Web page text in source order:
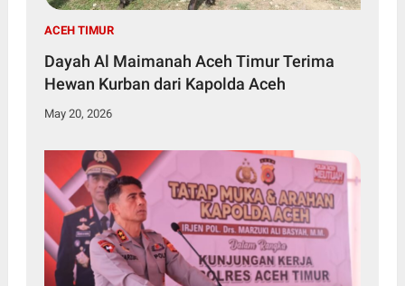
ACEH TIMUR
Dayah Al Maimanah Aceh Timur Terima
Hewan Kurban dari Kapolda Aceh
May 20, 2026